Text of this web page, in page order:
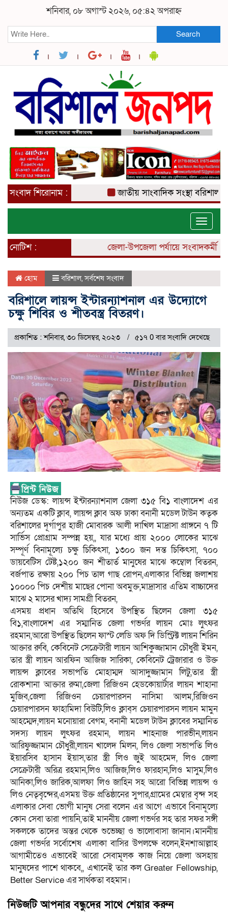
শনিবার, ০৮ অগাস্ট ২০২৬, ০৫:৪২ অপরাহ্ন
Search
সংবাদ শিরোনাম : জাতীয় সাংবাদিক সংস্থা বরিশাল
Toggle
নোটিশ :
জেলা-উপজেলা পর্যায়ে সংবাদকর্মী
হোম বরিশাল,সর্বশেষ সংবাদ
বরিশালে লায়ন্স ইন্টারন্যাশনাল এর উদ্যোগে
চক্ষু শিবির ও শীতবস্ত্র বিতরণ।
প্রকাশিত : শনিবার, ৩০ ডিসেম্বর, ২০২৩ ৫১৭ 0 বার সংবাদি দেখেছে
নিউজ ডেস্ক: লায়ন্স ইন্টারন্যাশনাল জেলা ৩১৫ বি১ বাংলাদেশ এর
অন্যতম একটি ক্লাব, লায়ন্স ক্লাব অফ ঢাকা বনানী মডেল টাউন কতৃক
বরিশালের দূর্গাপুর হাজী মোবারক আলী দাখিল মাদ্রাসা প্রাঙ্গনে ৭ টি
সার্ভিস প্রোগ্রাম সম্পন্ন হয়,, যার মধ্যে প্রায় ২০০০ লোকের মাঝে
সম্পূর্ণ বিনামূল্যে চক্ষু চিকিৎসা, ১৩০০ জন দন্ত চিকিৎসা, ৭০০
ডায়বেটিস টেষ্ট,১২০০ জন শীতার্ত মানুষের মাঝে কম্বোল বিতরন,
বর্জপাত রক্ষায় ২০০ পিচ তাল গাছ রোপন,এলাকার বিভিন্ন জলাশয়
১০০০০ পিচ দেশীয় মাছের পোনা অবমুক্ত,মাদ্রাসার এতিম বাচ্চাদের
মাঝে ২ মাসের খাদ্য সামগ্রী বিতরন,
এসময় প্রধান অতিথি হিসেবে উপস্থিত ছিলেন জেলা ৩১৫
বি১,বাংলাদেশ এর সম্মানিত জেলা গভর্ণর লায়ন মোঃ লুৎফর
রহমান,আরো উপস্থিত ছিলেন ফাস্ট লেডি অফ দি ডিস্ট্রিক্ট লায়ন শিরিন
আক্তার রুবি, কেবিনেট সেক্রেটারী লায়ন আশিকুজ্জামান চৌধুরী ইমন,
তার স্ত্রী লায়ন আরফিন আজিজ সারিকা, কেবিনেট ট্রেজারার ও উক্ত
লায়ন্স ক্লাবের সভাপতি মোহাম্মদ আসাদুজ্জামান লিটু,তার স্ত্রী
রোকশানা আক্তার রুমা,জেলা রিজিওন হেডকোয়ার্টার লায়ন শাহানা
মুজিব,জেলা রিজিওন চেয়ারপারসন নাসিমা আলম,রিজিওন
চেয়ারপারসন ফাহামিদা বিউটি,লিও ক্লাব্স চেয়ারপারসন লায়ন মামুন
আহম্মেদ,লায়ন মনোয়ারা বেগম, বনানী মডেল টাউন ক্লাবের সম্মানিত
সদস্য লায়ন লুৎফর রহমান, লায়ন শাহনাজ পারভীন,লায়ন
আরিফুজ্জামান চৌধুরী,লায়ন খালেদ মিলন, লিও জেলা সভাপতি লিও
ইয়ারসিব হাসান ইয়াস,তার স্ত্রী লিও জুই আহমেদ, লিও জেলা
সেক্রেটারী অরিত্র রহমান,লিও আজিজ,লিও ফারহান,লিও মাসুম,লিও
আনিকা,লিও জারিক,আলফা লিও জাহিন সহ আরো বিভিন্ন লায়ন্স ও
লিও নেতৃবৃন্দের,এসময় উক্ত প্রতিষ্ঠানের সুপার,গ্রামের মেম্বার বৃন্দ সহ
এলাকার সেবা ভোগী মানুষ সেরা বলেন এর আগে এভাবে বিনামূল্যে
কোন সেবা তারা পায়নি,তাই মাননীয় জেলা গভর্ণর সহ তার সফর সঙ্গী
সকলকে তাদের অন্তর থেকে শুভেচ্ছা ও ভালোবাসা জানান।মাননীয়
জেলা গভর্ণর সর্বোশেষ এলাকা বাসির উপলক্ষে বলেন,ইনশাআল্লাহ
আগামীতেও এভাবেই আরো সেবামূলক কাজ নিয়ে জেলা অসহায়
মানুষদের পাশে থাকবে,, এখানেই তার কল Greater Fellowship,
Better Service এর সার্থকতা বহমান।
নিউজটি আপনার বন্ধুদের সাথে শেয়ার করুন